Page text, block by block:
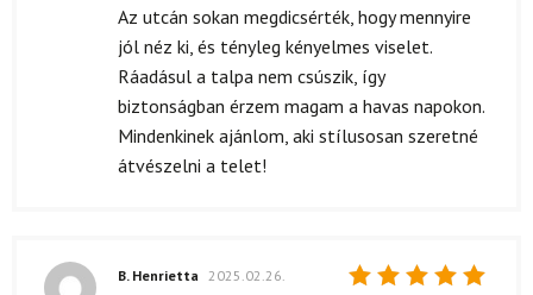
Az utcán sokan megdicsérték, hogy mennyire
jól néz ki, és tényleg kényelmes viselet.
Ráadásul a talpa nem csúszik, így
biztonságban érzem magam a havas napokon.
Mindenkinek ajánlom, aki stílusosan szeretné
átvészelni a telet!
B. Henrietta 2025.02.26.